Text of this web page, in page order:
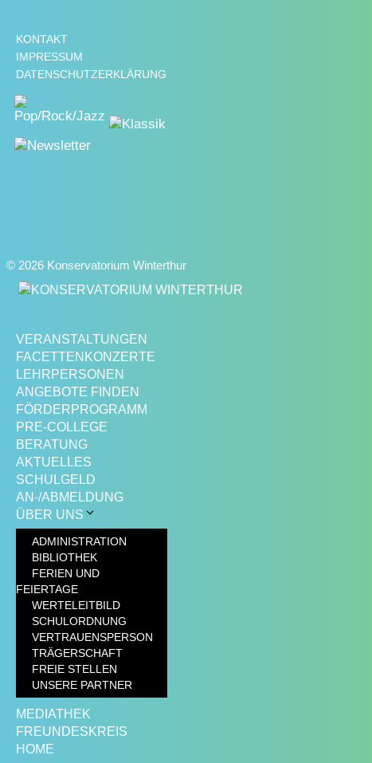
KONTAKT
IMPRESSUM
DATENSCHUTZERKLÄRUNG
© 2026 Konservatorium Winterthur
VERANSTALTUNGEN
FACETTENKONZERTE
LEHRPERSONEN
ANGEBOTE FINDEN
FÖRDERPROGRAMM
PRE-COLLEGE
BERATUNG
AKTUELLES
SCHULGELD
AN-/ABMELDUNG
ÜBER UNS
ADMINISTRATION
BIBLIOTHEK
FERIEN UND
FEIERTAGE
WERTELEITBILD
SCHULORDNUNG
VERTRAUENSPERSON
TRÄGERSCHAFT
FREIE STELLEN
UNSERE PARTNER
MEDIATHEK
FREUNDESKREIS
HOME